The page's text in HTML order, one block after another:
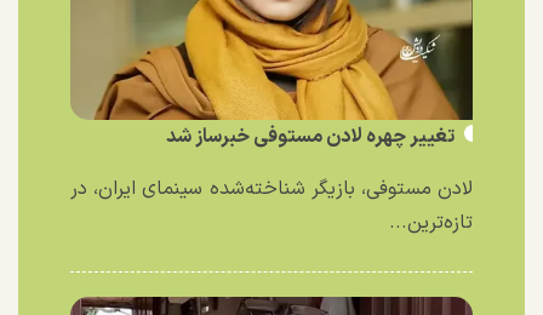
تغییر چهره لادن مستوفی خبرساز شد
لادن مستوفی، بازیگر شناخته‌شده سینمای ایران، در
تازه‌ترین...